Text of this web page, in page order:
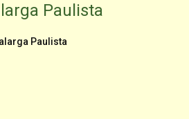
Paulista
Paulista